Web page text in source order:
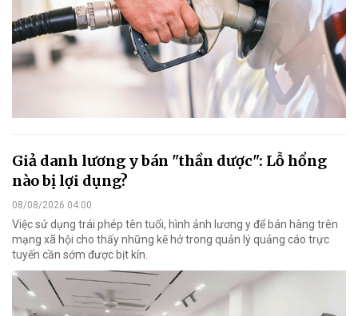
Giả danh lương y bán "thần dược": Lỗ hổng
nào bị lợi dụng?
08/08/2026 04:00
Việc sử dụng trái phép tên tuổi, hình ảnh lương y để bán hàng trên
mạng xã hội cho thấy những kẽ hở trong quản lý quảng cáo trực
tuyến cần sớm được bịt kín.